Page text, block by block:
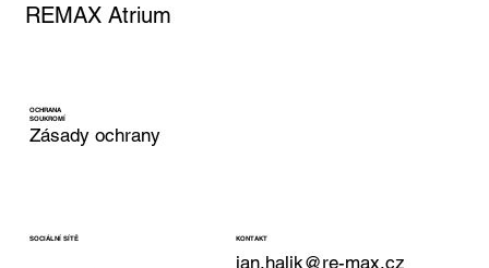
REMAX Atrium
OCHRANA
SOUKROMÍ
Zásady ochrany
SOCIÁLNÍ SÍTĚ KONTAKT
jan.halik@re-max.cz